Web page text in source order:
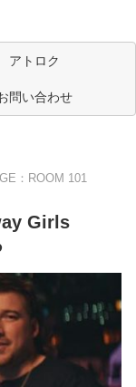
アトロク
問い合わせ
：ROOM 101
Girls